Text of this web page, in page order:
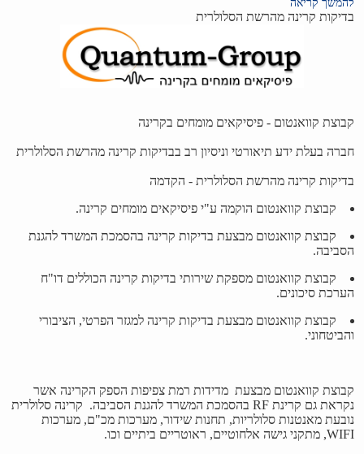
להמשך קריאה
בדיקות קרינה מהרשת הסלולרית
קבוצת קוואנטום - פיסיקאים מומחים בקרינה
חברה בעלת ידע תיאורטי וניסיון רב בבדיקות קרינה מהרשת הסלולרית
בדיקות קרינה מהרשת הסלולרית - הקדמה
קבוצת קוואנטום הוקמה ע"י פיסיקאים מומחים קרינה.
קבוצת קוואנטום מבצעת בדיקות קרינה בהסמכת המשרד להגנת
הסביבה.
קבוצת קוואנטום מספקת שירותי בדיקות קרינה הכוללים דו"ח
הערכת סיכונים.
קבוצת קוואנטום מבצעת בדיקות קרינה למגזר הפרטי, הציבורי
והביטחוני.
קבוצת קוואנטום מבצעת מדידות רמת צפיפות הספק הקרינה אשר
נקראת גם קרינת RF בהסמכת המשרד להגנת הסביבה.
קרינה סלולרית
נובעת מאנטנות סלולריות, תחנות שידור, מערכות מכ"ם, מערכות
WIFI, מתקני גישה אלחוטיים, ראוטריים ביתיים וכו.